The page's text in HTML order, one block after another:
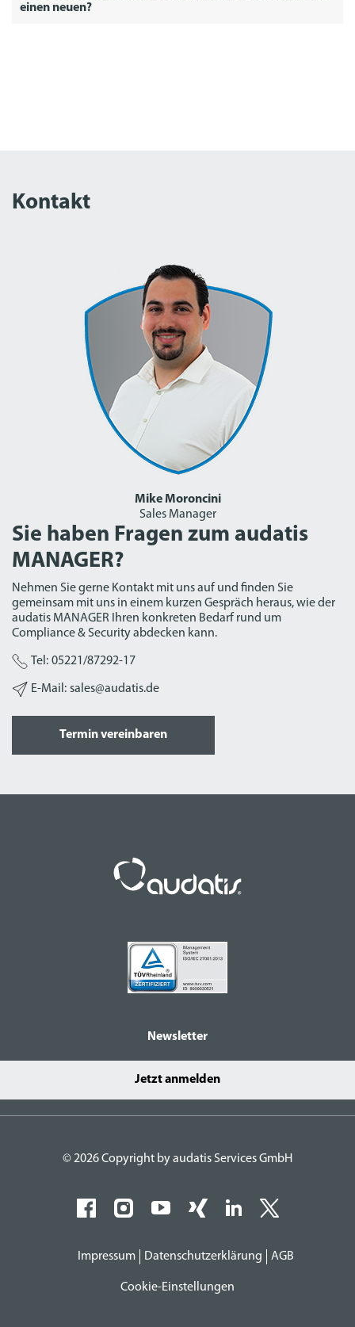
einen neuen?
Kontakt
Mike Moroncini
Sales Manager
Sie haben Fragen zum audatis
MANAGER?
Nehmen Sie gerne Kontakt mit uns auf und finden Sie
gemeinsam mit uns in einem kurzen Gespräch heraus, wie der
audatis MANAGER Ihren konkreten Bedarf rund um
Compliance & Security abdecken kann.
Tel: 05221/87292-17
E-Mail: sales@audatis.de
Termin vereinbaren
Newsletter
Jetzt anmelden
© 2026 Copyright by audatis Services GmbH
Impressum Datenschutzerklärung AGB
Cookie-Einstellungen